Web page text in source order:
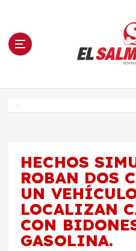
n El
HECHOS
ROBAN DOS
UN
LOCALIZAN
CON
GASOLINA.